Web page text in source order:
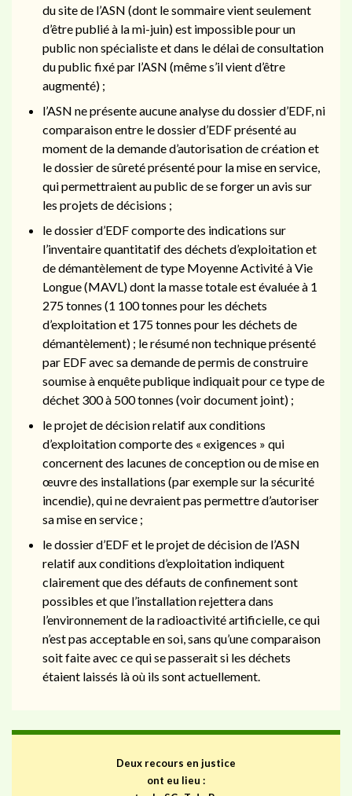
du site de l’ASN (dont le sommaire vient seulement
d’être publié à la mi-juin) est impossible pour un
public non spécialiste et dans le délai de consultation
du public fixé par l’ASN (même s’il vient d’être
augmenté) ;
l’ASN ne présente aucune analyse du dossier d’EDF, ni
comparaison entre le dossier d’EDF présenté au
moment de la demande d’autorisation de création et
le dossier de sûreté présenté pour la mise en service,
qui permettraient au public de se forger un avis sur
les projets de décisions ;
le dossier d’EDF comporte des indications sur
l’inventaire quantitatif des déchets d’exploitation et
de démantèlement de type Moyenne Activité à Vie
Longue (MAVL) dont la masse totale est évaluée à 1
275 tonnes (1 100 tonnes pour les déchets
d’exploitation et 175 tonnes pour les déchets de
démantèlement) ; le résumé non technique présenté
par EDF avec sa demande de permis de construire
soumise à enquête publique indiquait pour ce type de
déchet 300 à 500 tonnes (voir document joint) ;
le projet de décision relatif aux conditions
d’exploitation comporte des « exigences » qui
concernent des lacunes de conception ou de mise en
œuvre des installations (par exemple sur la sécurité
incendie), qui ne devraient pas permettre d’autoriser
sa mise en service ;
le dossier d’EDF et le projet de décision de l’ASN
relatif aux conditions d’exploitation indiquent
clairement que des défauts de confinement sont
possibles et que l’installation rejettera dans
l’environnement de la radioactivité artificielle, ce qui
n’est pas acceptable en soi, sans qu’une comparaison
soit faite avec ce qui se passerait si les déchets
étaient laissés là où ils sont actuellement.
Deux recours en justice
ont eu lieu :